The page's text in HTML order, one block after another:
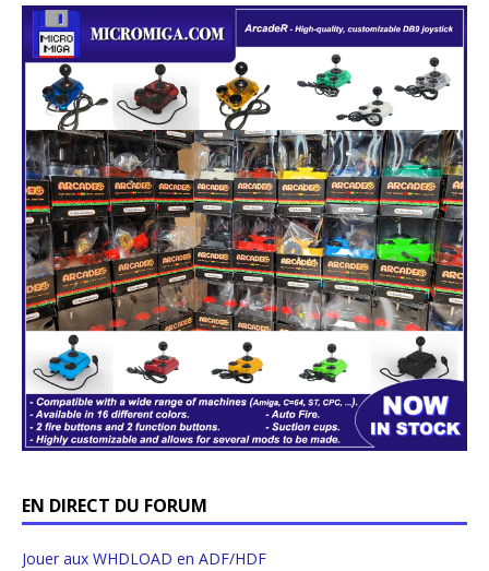
EN DIRECT DU FORUM
Jouer aux WHDLOAD en ADF/HDF